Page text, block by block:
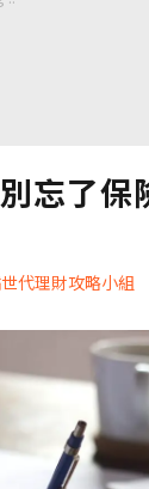
忘了保
代理財攻略小組